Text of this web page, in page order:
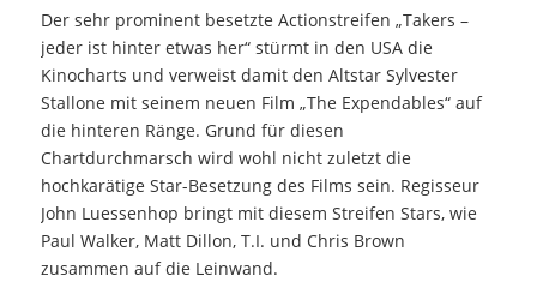
Der sehr prominent besetzte Actionstreifen „Takers –
jeder ist hinter etwas her“ stürmt in den USA die
Kinocharts und verweist damit den Altstar Sylvester
Stallone mit seinem neuen Film „The Expendables“ auf
die hinteren Ränge. Grund für diesen
Chartdurchmarsch wird wohl nicht zuletzt die
hochkarätige Star-Besetzung des Films sein. Regisseur
John Luessenhop bringt mit diesem Streifen Stars, wie
Paul Walker, Matt Dillon, T.I. und Chris Brown
zusammen auf die Leinwand.